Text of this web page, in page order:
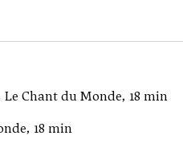
Chant du Monde, 18 min
18 min